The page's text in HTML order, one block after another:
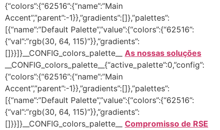
{“colors”:{“62516”:{“name”:”Main
Accent”,”parent”:-1}},”gradients”:[]},”palettes”:
[{“name”:”Default Palette”,”value”:{“colors”:{“62516”:
{“val”:”rgb(30, 64, 115)”}},”gradients”:
[]}}]}__CONFIG_colors_palette__ As nossas soluções
__CONFIG_colors_palette__{“active_palette”:0,”config”:
{“colors”:{“62516”:{“name”:”Main
Accent”,”parent”:-1}},”gradients”:[]},”palettes”:
[{“name”:”Default Palette”,”value”:{“colors”:{“62516”:
{“val”:”rgb(30, 64, 115)”}},”gradients”:
[]}}]}__CONFIG_colors_palette__ Compromisso de RSE